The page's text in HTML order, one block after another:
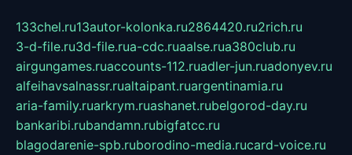
133chel.ru13autor-kolonka.ru2864420.ru2rich.ru
3-d-file.ru3d-file.rua-cdc.ruaalse.rua380club.ru
airgungames.ruaccounts-112.ruadler-jun.ruadonyev.ru
alfeihavsalnassr.rualtaipant.ruargentinamia.ru
aria-family.ruarkrym.ruashanet.rubelgorod-day.ru
bankaribi.rubandamn.rubigfatcc.ru
blagodarenie-spb.ruborodino-media.rucard-voice.ru